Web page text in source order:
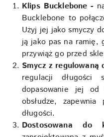
Klips Bucklebone -
Bucklebone to
Użyj jej jako smyczy
ją jako pas na ramię,
przywiąż go przed
Smycz z regulowaną
regulacji długości
dopasowanie jej
obsłudze,
długości.
Dostosowana